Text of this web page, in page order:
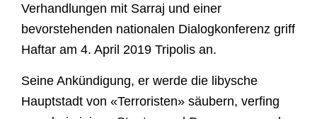
Verhandlungen mit Sarraj und einer
bevorstehenden nationalen Dialogkonferenz griff
Haftar am 4. April 2019 Tripolis an.
Seine Ankündigung, er werde die libysche
Hauptstadt von «Terroristen» säubern, verfing